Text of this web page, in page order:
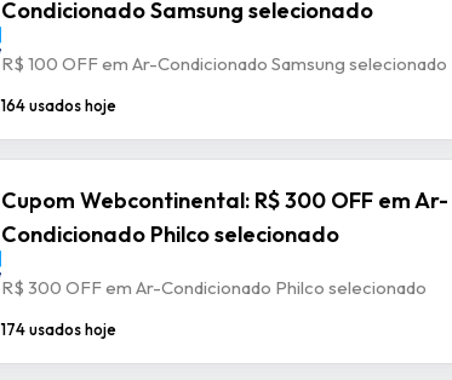
Condicionado Samsung selecionado
R$ 100 OFF em Ar-Condicionado Samsung selecionado
164 usados hoje
Cupom Webcontinental: R$ 300 OFF em Ar-
Condicionado Philco selecionado
R$ 300 OFF em Ar-Condicionado Philco selecionado
174 usados hoje